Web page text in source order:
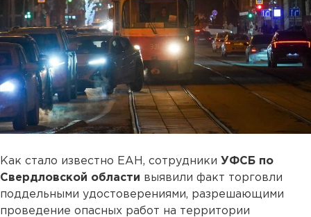
Как стало известно ЕАН, сотрудники УФСБ по
Свердловской области выявили факт торговли
поддельными удостоверениями, разрешающими
проведение опасных работ на территории